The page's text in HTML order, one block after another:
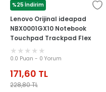
%25 İndirim
LENOVO
Lenovo Orijinal ideapad
NBX0001GX10 Notebook
Touchpad Trackpad Flex
Kablosu
0.0 Puan - 0 Yorum
171,60 TL
228,80TL